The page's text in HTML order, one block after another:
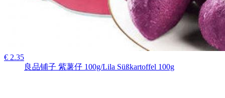
€ 2.35
良品铺子 紫薯仔 100g/Lila Süßkartoffel 100g